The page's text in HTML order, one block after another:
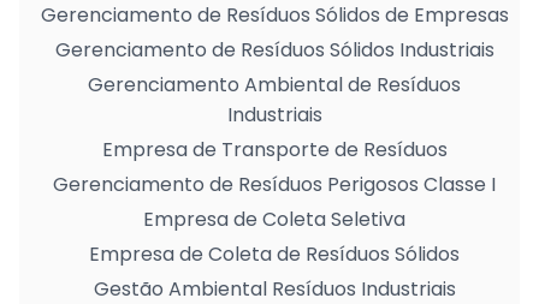
Gerenciamento de Resíduos Sólidos de Empresas
Gerenciamento de Resíduos Sólidos Industriais
Gerenciamento Ambiental de Resíduos
Industriais
Empresa de Transporte de Resíduos
Gerenciamento de Resíduos Perigosos Classe I
Empresa de Coleta Seletiva
Empresa de Coleta de Resíduos Sólidos
Gestão Ambiental Resíduos Industriais